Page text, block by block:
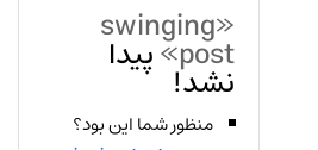
«swinging
post» پیدا
نشد!
منظور شما این بود؟